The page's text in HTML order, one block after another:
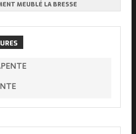
MEUBLÉ LA BRESSE